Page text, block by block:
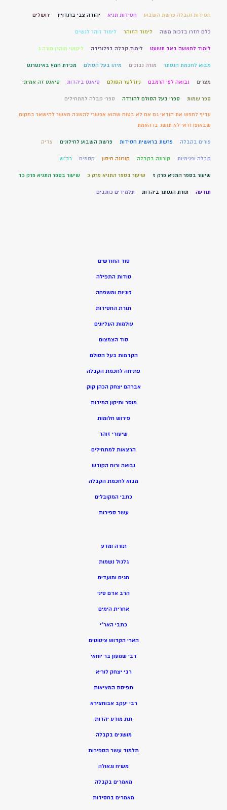
חסידות וקבלה פרשת השבוע חסידות תניא יהודה צבי ברנדויין ירושלים
כלם חזרו בזכות משה לימוד הזוהר לימוד זוהר לנשים
לימוד לתשעה באב תשעט לימוד קבלה בפלורידה ליקוטי מוהרן תורה ג
מבוא לחכמת הנסתר מורה נבוכים מיהו בעל הסולם מכירת חמץ באינטרנט
מצרים נבואה לפי הרמבם ניוזלטר הסולם סיאנס ביהדות סיאנס זה אמיתי
ספר שמות ספרי בעל הסולם להורדה ספרי קבלה למתחילים
עדיף לחפש את הודאי גם אם לא בטוח שהוא אפשרי להשגה מאשר להישאר במקום
שבאופן ודאי לא תושג בו האמת
פורים בקבלה פרשת בראשית חסידות פרשת השבוע לחילונים צדיק
קבלה ופנימיות קורונה בקבלה קורונה חיסון קסמים רב"ש
שיעור בספר התניא פרק ז שיעור בספר התניא פרק כ שיעור בספר התניא פרק כד
תודעה תורת הנסתר ביהדות תלמידים כותבים
סוד החודשים
סודות התפילה
זוגיות ומשפחה
תורת החסידות
עולמות העליונים
סוד הצמצום
הקדמות בעל הסולם
פתיחה לחכמת הקבלה
אברהם יצחק הכהן קוק
מוסר ותיקון המידות
פירוש חלומות
שיעורי זוהר
הרצאות למתחילים
נבואה ורוח הקודש
מבוא לחכמת הקבלה
כתבי המקובלים
עשר ספירות
תורה ומדע
גלגול נשמות
חגים ומועדים
הרב אדם סיני
אחרית הימים
כתבי האר”י
הארי הקדוש ציטוטים
רבי שמעון בר יוחאי
רבי יצחק לוריא
תפיסת המציאות
רבי יעקב אבוחצירא
תת מודע יהדות
מושגים בקבלה
תלמוד עשר הספירות
משיח וגאולה
מאמרים בקבלה
מאמרים בחסידות